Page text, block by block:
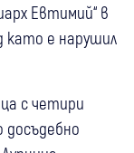
Евтимий“ в
като е нарушил
с четири
досъдебно